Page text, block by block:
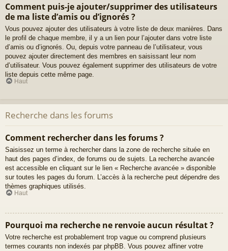
Comment puis-je ajouter/supprimer des utilisateurs
de ma liste d’amis ou d’ignorés ?
Vous pouvez ajouter des utilisateurs à votre liste de deux manières. Dans
le profil de chaque membre, il y a un lien pour l’ajouter dans votre liste
d’amis ou d’ignorés. Ou, depuis votre panneau de l’utilisateur, vous
pouvez ajouter directement des membres en saisissant leur nom
d’utilisateur. Vous pouvez également supprimer des utilisateurs de votre
liste depuis cette même page.
Haut
Recherche dans les forums
Comment rechercher dans les forums ?
Saisissez un terme à rechercher dans la zone de recherche située en
haut des pages d’index, de forums ou de sujets. La recherche avancée
est accessible en cliquant sur le lien « Recherche avancée » disponible
sur toutes les pages du forum. L’accès à la recherche peut dépendre des
thèmes graphiques utilisés.
Haut
Pourquoi ma recherche ne renvoie aucun résultat ?
Votre recherche est probablement trop vague ou comprend plusieurs
termes courants non indexés par phpBB. Vous pouvez affiner votre